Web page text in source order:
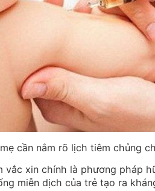
cần nắm rõ lịch tiêm chủng
xin chính là phương pháp
miễn dịch của trẻ tạo ra